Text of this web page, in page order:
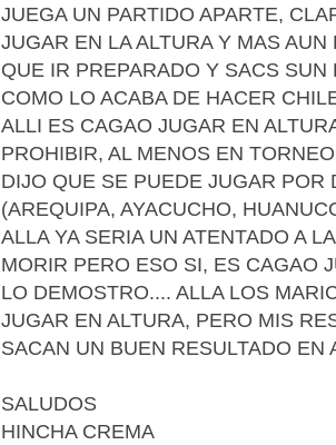
JUEGA UN PARTIDO APARTE,
JUGAR EN LA ALTURA Y MAS
QUE IR PREPARADO Y SACS SUN
COMO LO ACABA DE HACER
ALLI ES CAGAO JUGAR EN
PROHIBIR, AL MENOS EN
DIJO QUE SE PUEDE JUGAR POR
(AREQUIPA, AYACUCHO,
ALLA YA SERIA UN ATENTADO A
MORIR PERO ESO SI, ES CAGAO
LO DEMOSTRO.... ALLA LOS
JUGAR EN ALTURA, PERO MIS
SACAN UN BUEN RESULTADO EN
SALUDOS
HINCHA CREMA